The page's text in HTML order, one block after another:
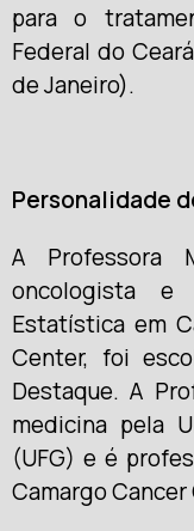
para o
Federal do
de Janeiro).
Personalidade
A Professora
oncologista e
Estatística em
Center, foi
Destaque. A
medicina pela
(UFG) e é
Camargo Cancer